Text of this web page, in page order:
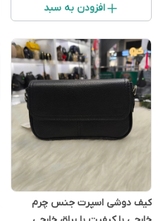
افزودن به سبد
کیف دوشی اسپرت جنس چرم